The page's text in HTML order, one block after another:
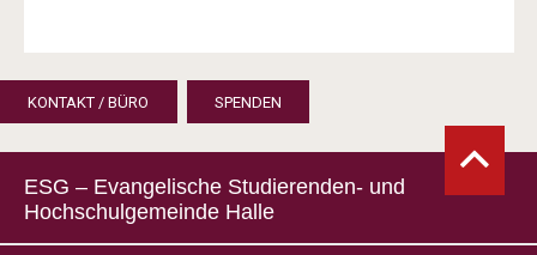
KONTAKT / BÜRO SPENDEN
ESG – Evangelische Studierenden- und
Hochschulgemeinde Halle